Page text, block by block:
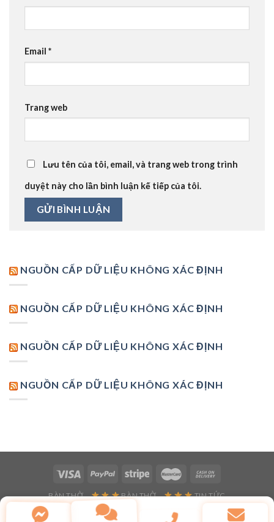
Email *
Trang web
Lưu tên của tôi, email, và trang web trong trình
duyệt này cho lần bình luận kế tiếp của tôi.
NGUỒN CẤP DỮ LIỆU KHÔNG XÁC ĐỊNH
NGUỒN CẤP DỮ LIỆU KHÔNG XÁC ĐỊNH
NGUỒN CẤP DỮ LIỆU KHÔNG XÁC ĐỊNH
NGUỒN CẤP DỮ LIỆU KHÔNG XÁC ĐỊNH
BÀN THỜ BÀN THỜ TIN TỨC
Copyright 2026 © Flatsome Theme